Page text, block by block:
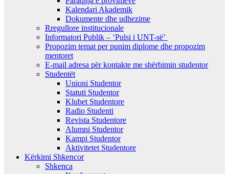
Kalendari Akademik
Dokumente dhe udhezime
Rregullore institucionale
Informatori Publik – ‘Pulsi i UNT-së’
Propozim temat per punim diplome dhe propozim
mentoret
E-mail adresa për kontakte me shërbimin studentor
Studentët
Unioni Studentor
Statuti Studentor
Klubet Studentore
Radio Studenti
Revista Studentore
Alumni Studentor
Kampi Studentor
Aktivitetet Studentore
Kërkimi Shkencor
Shkenca